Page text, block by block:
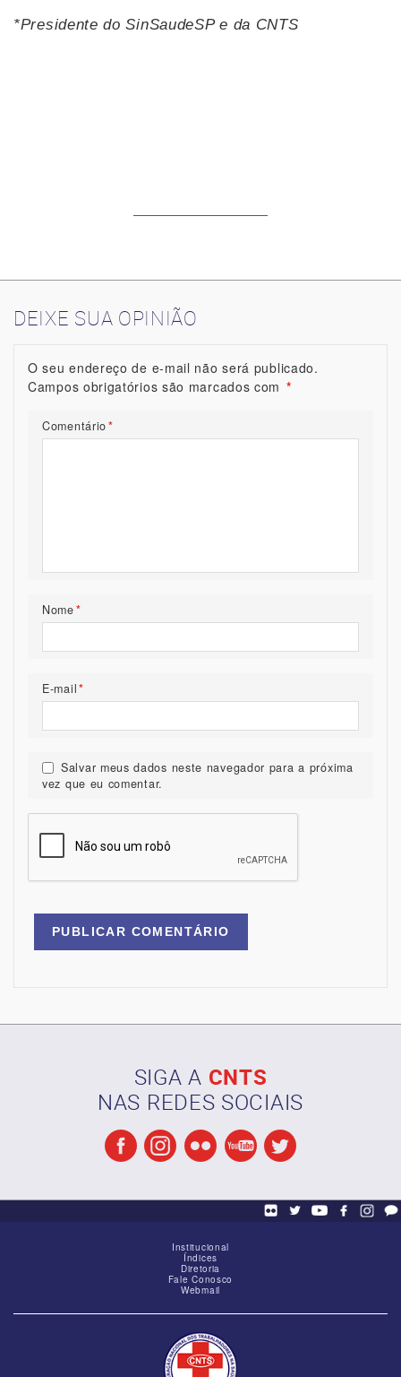
*Presidente do SinSaudeSP e da CNTS
DEIXE SUA OPINIÃO
O seu endereço de e-mail não será publicado.
Campos obrigatórios são marcados com *
Comentário*
Nome*
E-mail*
Salvar meus dados neste navegador para a próxima
vez que eu comentar.
SIGA A CNTS
NAS REDES SOCIAIS
Institucional
Índices
Diretoria
Fale Conosco
Webmail